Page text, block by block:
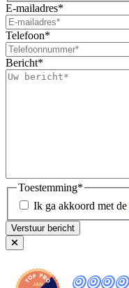
E-mailadres*
Telefoon*
Bericht*
Toestemming*
Ik ga akkoord met de